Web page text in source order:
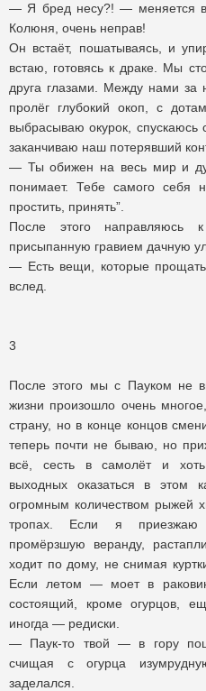
— Я бред несу?! — меняется
Колюня, очень неправ!
Он встаёт, пошатываясь, и
встаю, готовясь к драке. Мы
друга глазами. Между нами за
пролёг глубокий окоп, с
выбрасываю окурок, спускаюсь
заканчиваю наш потерявший
— Ты обижен на весь мир и
понимает. Тебе самого себя
простить, принять”.
После этого направляюсь
присыпанную гравием дачную
— Есть вещи, которые
вслед.
3
После этого мы с Пауком не
жизни произошло очень
страну, но в конце концов
теперь почти не бываю, но
всё, сесть в самолёт и
выходных оказаться в этом
огромным количеством рыжей
тропах. Если я приезжаю
промёрзшую веранду,
ходит по дому, не снимая
Если летом — моет в
состоящий, кроме огурцов,
иногда — редиски.
— Паук-то твой — в гору
счищая с огурца
заделался.